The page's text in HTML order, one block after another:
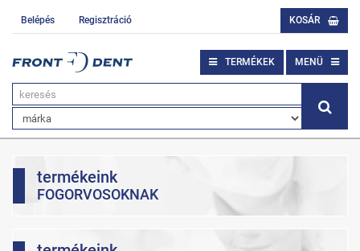
Belépés Regisztráció KOSÁR
TERMÉKEK MENÜ
termékeink
FOGORVOSOKNAK